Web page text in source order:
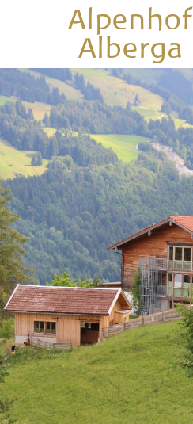
Alpenhof
Alberga